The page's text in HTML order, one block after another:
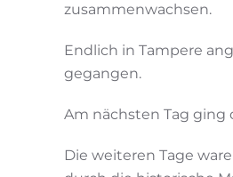
zusammenwachsen.
Endlich in Tampere
gegangen.
Am nächsten Tag ging
Die weiteren Tage